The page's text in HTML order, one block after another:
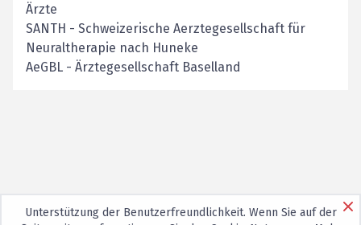
Ärzte
SANTH - Schweizerische Aerztegesellschaft für
Neuraltherapie nach Huneke
AeGBL - Ärztegesellschaft Baselland
Unterstützung der Benutzerfreundlichkeit. Wenn Sie auf der